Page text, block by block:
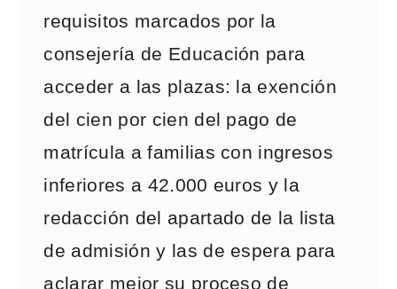
requisitos marcados por la
consejería de Educación para
acceder a las plazas: la exención
del cien por cien del pago de
matrícula a familias con ingresos
inferiores a 42.000 euros y la
redacción del apartado de la lista
de admisión y las de espera para
aclarar mejor su proceso de